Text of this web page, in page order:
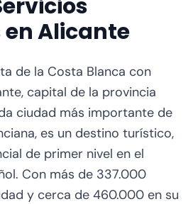
Alicante
de la Costa Blanca con
capital de la provincia
ciudad más importante de
es un destino turístico,
de primer nivel en el
Con más de 337.000
y cerca de 460.000 en su